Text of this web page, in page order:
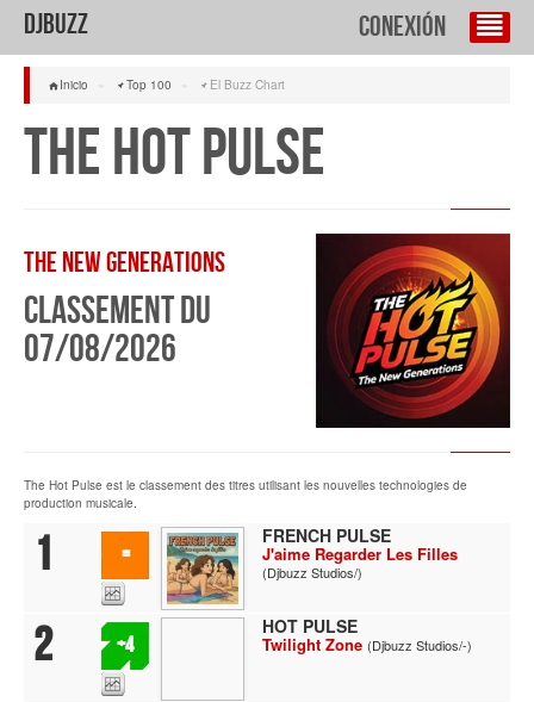
DJBuzz conexión
Inicio » Top 100 » El Buzz Chart
The Hot Pulse
The New Generations
Classement du
07/08/2026
The Hot Pulse est le classement des titres utilisant les nouvelles technologies de
production musicale.
1 =
FRENCH PULSE
J'aime Regarder Les Filles
(Djbuzz Studios/)
2 +4
HOT PULSE
Twilight Zone (Djbuzz Studios/-)